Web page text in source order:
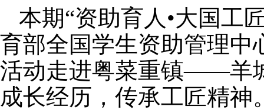
本期“资助育人•大国工
育部全国学生资助管理中
活动走进粤菜重镇——羊
成长经历，传承工匠精